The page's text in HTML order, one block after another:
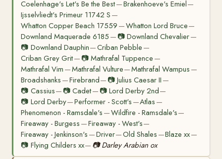
Coelenhage's Let's Be the Best—Brakenhoeve's Emiel—
Ijsselvliedt's Primeur 11742 S —
Whatton Copper Beach 17559 —Whatton Lord Bruce—
Downland Maquerade 6185 — 📷Downland Chevalier—
📷 Downland Dauphin—Criban Pebble —
Criban Grey Grit— 📷Mathrafal Tuppence —
Mathrafal Vim —Mathrafal Vulture—Mathrafal Wampus —
Broadshanks —Firebrand— 📷Julius Caesar II —
📷 Cassius— 📷Cadet— 📷 Lord Derby 2nd—
📷 Lord Derby—Performer - Scott's —Atlas —
Phenomenon - Ramsdale's —Wildfire - Ramsdale's—
Fireaway - Burgess —Fireaway - West's—
Fireaway - Jenkinson's —Driver—Old Shales —Blaze xx—
📷 Flying Childers xx— 📷 Darley Arabian ox